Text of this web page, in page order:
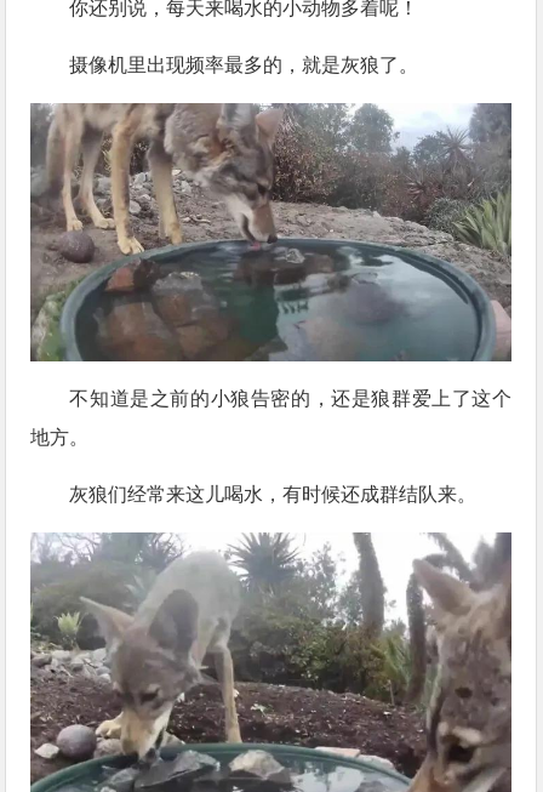
你还别说，每天来喝水的小动物多着呢！
摄像机里出现频率最多的，就是灰狼了。
不知道是之前的小狼告密的，还是狼群爱上了这个
地方。
灰狼们经常来这儿喝水，有时候还成群结队来。